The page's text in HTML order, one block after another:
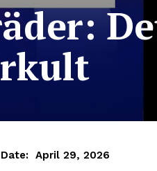
Date: April 29, 2026